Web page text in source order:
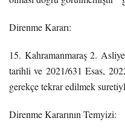
Direnme Kararı:
15. Kahramanmaraş 2.
tarihli ve 2021/631 Esas,
gerekçe tekrar edilmek
Direnme Kararının Temyizi: